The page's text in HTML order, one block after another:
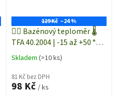
129 Kč –24 %
🏊‍♀️ Bazénový teploměr 🌡️
TFA 40.2004 | -15 až +50 °C |
plovoucí teploměr do
Průměrné
produktu
je
Skladem (>10 ks)
81 Kč bez DPH
98 Kč / ks